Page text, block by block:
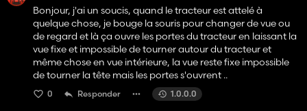
Bonjour, j'ai un soucis, quand le tracteur est attelé à
quelque chose, je bouge la souris pour changer de vue ou
de regard et là ça ouvre les portes du tracteur en laissant la
vue fixe et impossible de tourner autour du tracteur et
même chose en vue intérieure, la vue reste fixe impossible
de tourner la tête mais les portes s'ouvrent ..
0 Responder 1.0.0.0